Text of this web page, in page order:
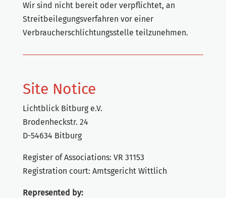
Wir sind nicht bereit oder verpflichtet, an
Streitbeilegungsverfahren vor einer
Verbraucherschlichtungsstelle teilzunehmen.
Site Notice
Lichtblick Bitburg e.V.
Brodenheckstr. 24
D-54634 Bitburg
Register of Associations: VR 31153
Registration court: Amtsgericht Wittlich
Represented by: